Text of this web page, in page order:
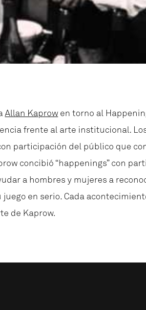
Allan Kaprow en torno al
frente al arte institucional.
participación del público que
concibió “happenings” con
a hombres y mujeres a
en serio. Cada
de Kaprow.